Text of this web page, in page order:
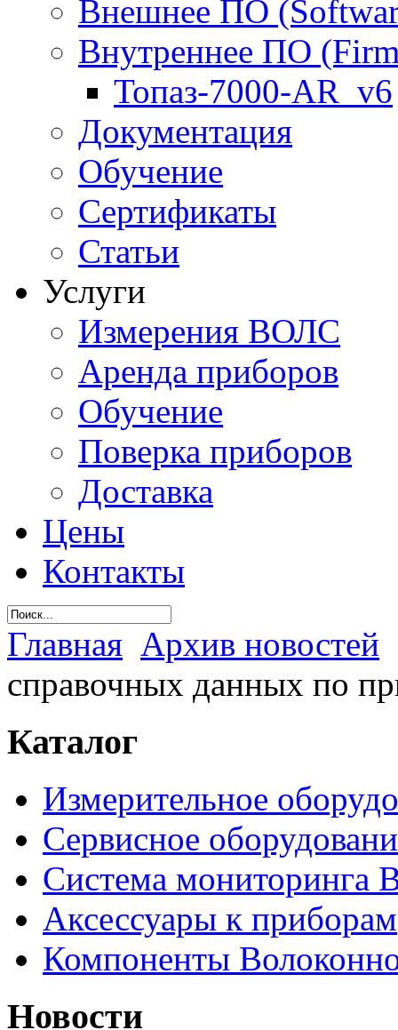
Внешнее ПО
Внутреннее ПО
Топаз-7000-AR_v6
Документация
Обучение
Сертификаты
Статьи
Услуги
Измерения ВОЛС
Аренда приборов
Обучение
Поверка приборов
Доставка
Цены
Контакты
Главная Архив новостей
справочных данных по
Каталог
Измерительное
Сервисное
Система мониторинга
Аксессуары к приборам
Компоненты
Новости